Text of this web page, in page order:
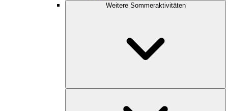
Weitere Sommeraktivitäten